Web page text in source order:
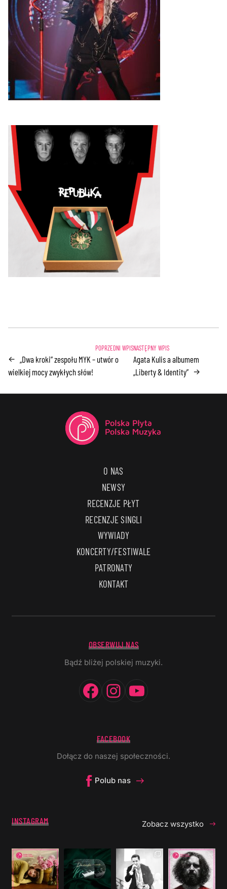
←
„Dwa kroki” zespołu MYK – utwór o
wielkiej mocy zwykłych słów!
Agata Kulis a albumem
„Liberty & Identity” →
O NAS
NEWSY
RECENZJE PŁYT
RECENZJE SINGLI
WYWIADY
KONCERTY/FESTIWALE
PATRONATY
KONTAKT
OBSERWUJ NAS
Bądź bliżej polskiej muzyki.
Facebook
Instagram
FACEBOOK
Dołącz do naszej społeczności.
Polub nas
INSTAGRAM Zobacz wszystko